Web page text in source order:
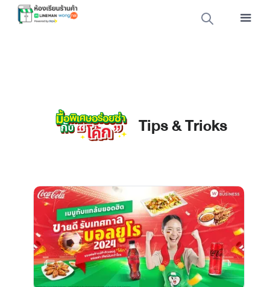
Tips & Tricks